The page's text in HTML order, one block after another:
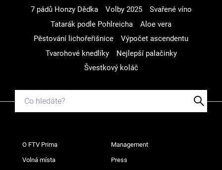
7 pádů Honzy Dědka
Volby 2025
Svařené víno
Tatarák podle Pohlreicha
Aloe vera
Pěstování lichořeřišnice
Výpočet ascendentu
Tvarohové knedlíky
Nejlepší palačinky
Švestkový koláč
O FTV Prima Management
Volná místa Press